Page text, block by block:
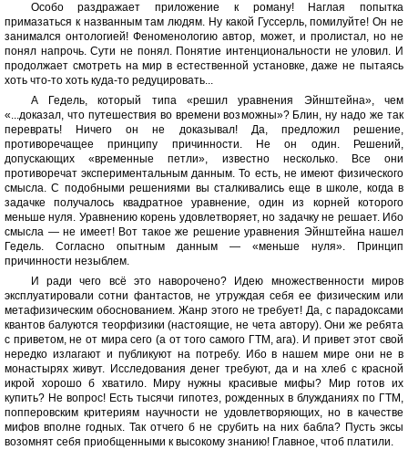
Особо раздражает приложение к роману! Наглая попытка
примазаться к названным там людям. Ну какой Гуссерль, помилуйте! Он не
занимался онтологией! Феноменологию автор, может, и пролистал, но не
понял напрочь. Сути не понял. Понятие интенциональности не уловил. И
продолжает смотреть на мир в естественной установке, даже не пытаясь
хоть что-то хоть куда-то редуцировать...
А Гедель, который типа «решил уравнения Эйнштейна», чем
«...доказал, что путешествия во времени возможны»? Блин, ну надо же так
переврать! Ничего он не доказывал! Да, предложил решение,
противоречащее принципу причинности. Не он один. Решений,
допускающих «временные петли», известно несколько. Все они
противоречат экспериментальным данным. То есть, не имеют физического
смысла. С подобными решениями вы сталкивались еще в школе, когда в
задачке получалось квадратное уравнение, один из корней которого
меньше нуля. Уравнению корень удовлетворяет, но задачку не решает. Ибо
смысла — не имеет! Вот такое же решение уравнения Эйнштейна нашел
Гедель. Согласно опытным данным — «меньше нуля». Принцип
причинности незыблем.
И ради чего всё это наворочено? Идею множественности миров
эксплуатировали сотни фантастов, не утруждая себя ее физическим или
метафизическим обоснованием. Жанр этого не требует! Да, с парадоксами
квантов балуются теорфизики (настоящие, не чета автору). Они же ребята
с приветом, не от мира сего (а от того самого ГТМ, ага). И привет этот свой
нередко излагают и публикуют на потребу. Ибо в нашем мире они не в
монастырях живут. Исследования денег требуют, да и на хлеб с красной
икрой хорошо б хватило. Миру нужны красивые мифы? Мир готов их
купить? Не вопрос! Есть тысячи гипотез, рожденных в блужданиях по ГТМ,
попперовским критериям научности не удовлетворяющих, но в качестве
мифов вполне годных. Так отчего б не срубить на них бабла? Пусть эксы
возомнят себя приобщенными к высокому знанию! Главное, чтоб платили.